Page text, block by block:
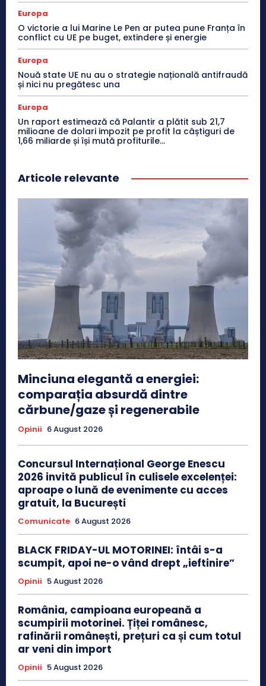
Europa
O victorie a lui Marine Le Pen ar putea pune Franța în
conflict cu UE pe buget, extindere și energie
Europa
Nouă state UE nu au o strategie națională antifraudă
și nici nu pregătesc una
Europa
Un raport estimează că Palantir a plătit sub 21,7
milioane de dolari impozit pe profit la câștiguri de
1,66 miliarde și își mută profiturile...
Articole relevante
Minciuna elegantă a energiei:
comparația absurdă dintre
cărbune/gaze și regenerabile
Opinii 6 August 2026
Concursul Internațional George Enescu
2026 invită publicul în culisele excelenței:
aproape o lună de evenimente cu acces
gratuit, la București
Comunicate 6 August 2026
BLACK FRIDAY-UL MOTORINEI: întâi s-a
scumpit, apoi ne-o vând drept „ieftinire”
Opinii 5 August 2026
România, campioana europeană a
scumpirii motorinei. Țiței românesc,
rafinării românești, prețuri ca și cum totul
ar veni din import
Opinii 5 August 2026